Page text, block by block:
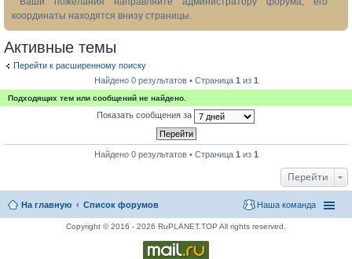
координаты находятся внизу страницы.
Активные темы
Перейти к расширенному поиску
Найдено 0 результатов • Страница 1 из 1
Подходящих тем или сообщений не найдено.
Показать сообщения за
Найдено 0 результатов • Страница 1 из 1
Перейти
На главную Список форумов Наша команда
Copyright © 2016 - 2026 RuPLANET.TOP All rights reserved.